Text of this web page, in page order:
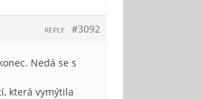
#3092
REPLY
Nedá se s
která vymýtila